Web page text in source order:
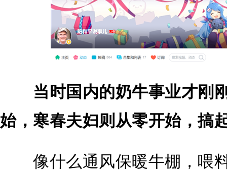
当时国内的奶牛事业才刚
始，寒春夫妇则从零开始，搞
像什么通风保暖牛棚，喂